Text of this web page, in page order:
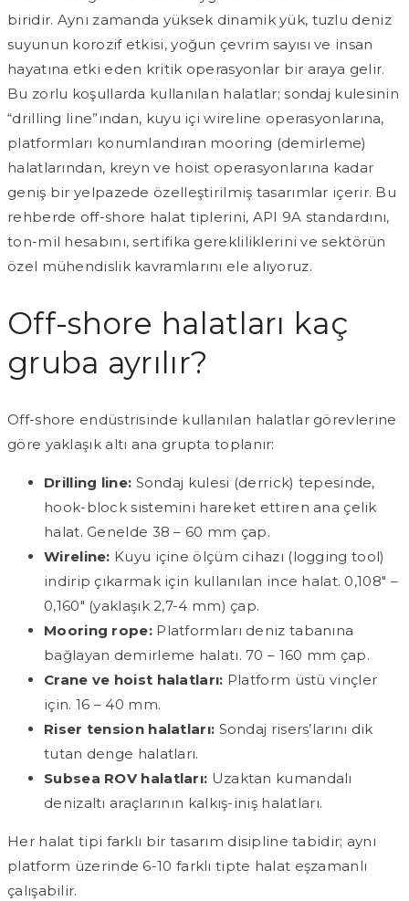
biridir. Aynı zamanda yüksek dinamik yük, tuzlu deniz
suyunun korozif etkisi, yoğun çevrim sayısı ve insan
hayatına etki eden kritik operasyonlar bir araya gelir.
Bu zorlu koşullarda kullanılan halatlar; sondaj kulesinin
“drilling line”ından, kuyu içi wireline operasyonlarına,
platformları konumlandıran mooring (demirleme)
halatlarından, kreyn ve hoist operasyonlarına kadar
geniş bir yelpazede özelleştirilmiş tasarımlar içerir. Bu
rehberde off-shore halat tiplerini, API 9A standardını,
ton-mil hesabını, sertifika gerekliliklerini ve sektörün
özel mühendislik kavramlarını ele alıyoruz.
Off-shore halatları kaç
gruba ayrılır?
Off-shore endüstrisinde kullanılan halatlar görevlerine
göre yaklaşık altı ana grupta toplanır:
Drilling line: Sondaj kulesi (derrick) tepesinde,
hook-block sistemini hareket ettiren ana çelik
halat. Genelde 38 – 60 mm çap.
Wireline: Kuyu içine ölçüm cihazı (logging tool)
indirip çıkarmak için kullanılan ince halat. 0,108″ –
0,160″ (yaklaşık 2,7-4 mm) çap.
Mooring rope:Platformları deniz tabanına
bağlayan demirleme halatı. 70 – 160 mm çap.
Crane ve hoist halatları: Platform üstü vinçler
için. 16 – 40 mm.
Riser tension halatları: Sondaj risers’larını dik
tutan denge halatları.
Subsea ROV halatları: Uzaktan kumandalı
denizaltı araçlarının kalkış-iniş halatları.
Her halat tipi farklı bir tasarım disipline tabidir; aynı
platform üzerinde 6-10 farklı tipte halat eşzamanlı
çalışabilir.